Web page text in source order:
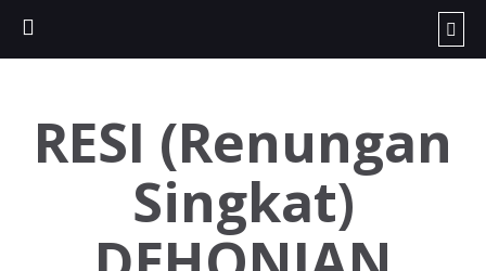
RESI (Renungan
Singkat)